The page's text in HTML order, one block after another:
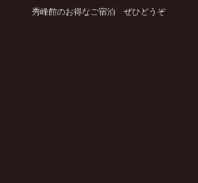
秀峰館のお得なご宿泊 ぜひどうぞ